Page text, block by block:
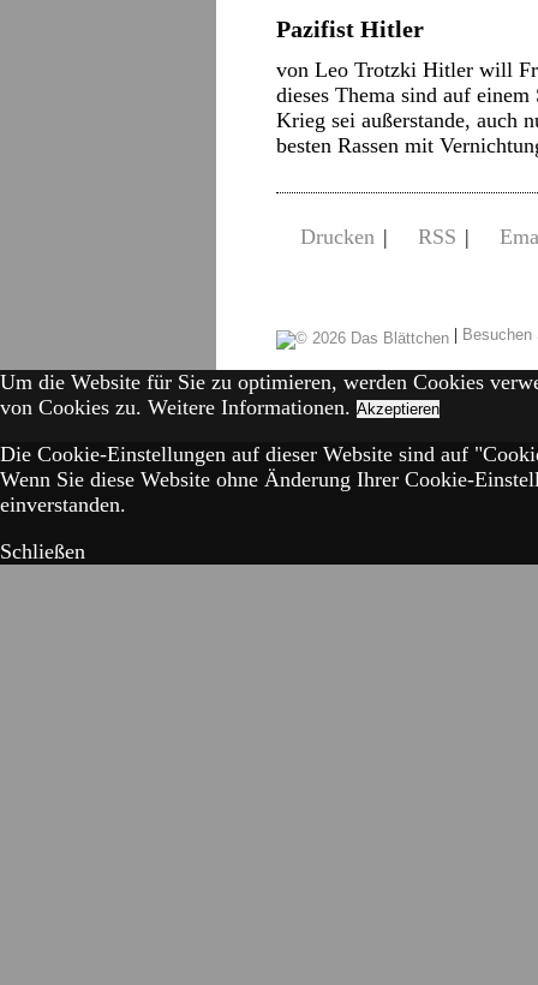
Pazifist Hitler
von Leo Trotzki Hitler will
dieses Thema sind auf
Krieg sei außerstande, auch
besten Rassen mit
Drucken | RSS |
|
Um die Website für Sie zu optimieren, werden Cookies
von Cookies zu. Weitere Informationen. Akzeptieren
Die Cookie-Einstellungen auf dieser Website sind auf
Wenn Sie diese Website ohne Änderung Ihrer Cookie-
einverstanden.
Schließen